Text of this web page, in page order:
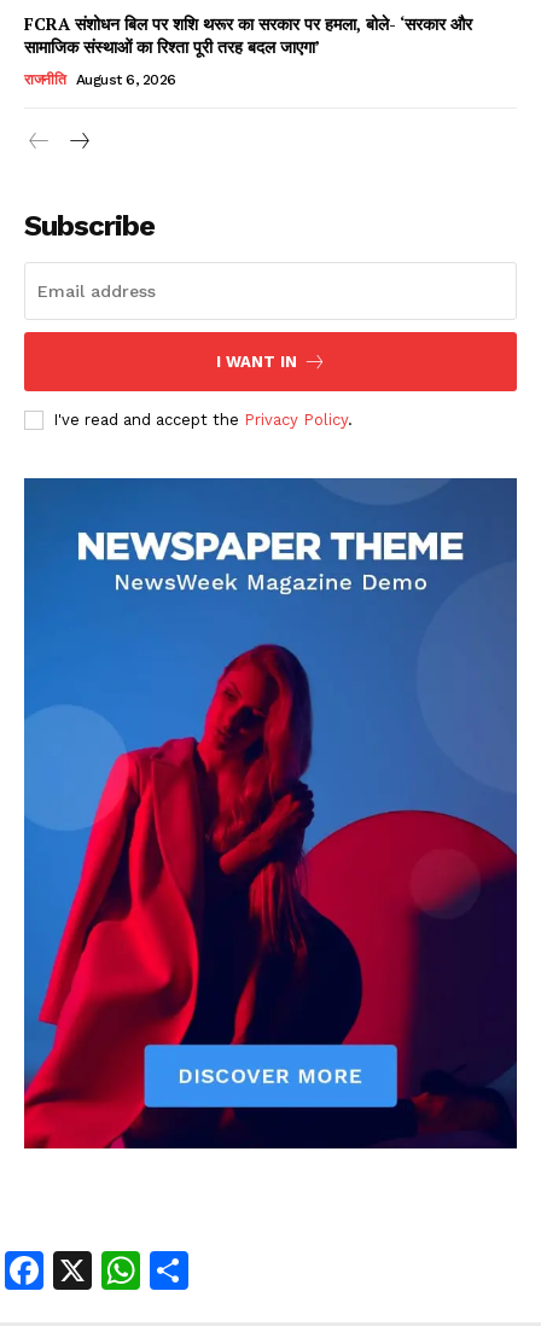
Read Latest News on AIN
AIN NEWS 1
Contact Us
Privacy Policy
Terms of Use Agreement
Facebook
X WhatsApp
Share
FCRA संशोधन बिल पर शशि थरूर का सरकार पर हमला, बोले- ‘सरकार और
सामाजिक संस्थाओं का रिश्ता पूरी तरह बदल जाएगा’
राजनीति August 6, 2026
Subscribe
I WANT IN
I've read and accept the Privacy Policy.
Facebook
X WhatsApp